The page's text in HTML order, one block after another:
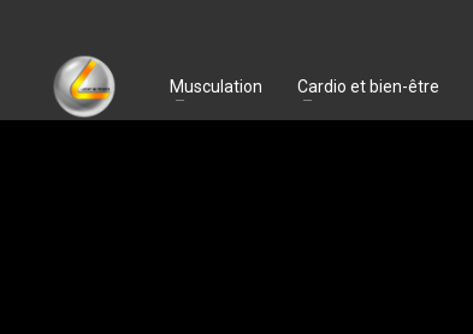
Musculation Cardio et bien-être